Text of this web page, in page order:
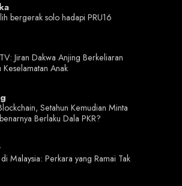
bergerak solo hadapi PRU16
Jiran Dakwa Anjing Berkeliaran
Anak
Setahun Kemudian Minta
Berlaku Dala PKR?
Malaysia: Perkara yang Ramai Tak